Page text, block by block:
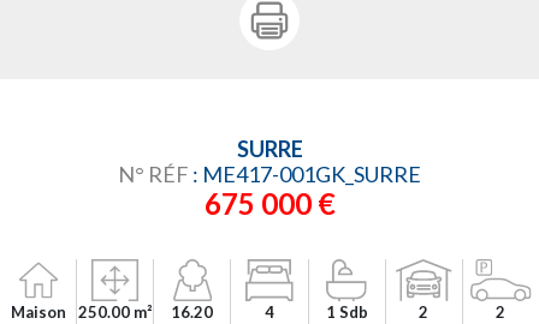
SURRE
N° RÉF : ME417-001GK_SURRE
675 000 €
Maison 250.00 m²
16.20
4 1 Sdb 2 2